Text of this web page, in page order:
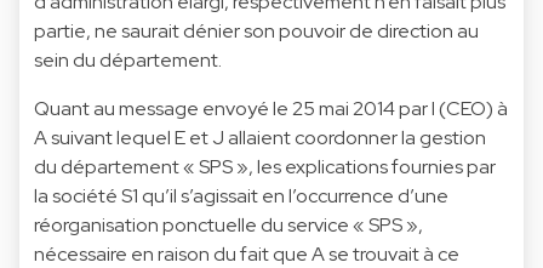
partie, ne saurait dénier son pouvoir de direction au
sein du département.
Quant au message envoyé le 25 mai 2014 par I (CEO) à
A suivant lequel E et J allaient coordonner la gestion
du département « SPS », les explications fournies par
la société S1 qu’il s’agissait en l’occurrence d’une
réorganisation ponctuelle du service « SPS »,
nécessaire en raison du fait que A se trouvait à ce